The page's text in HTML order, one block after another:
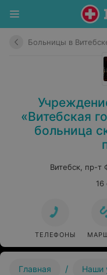
Больницы в
«Витебская
больница
Витебск, пр-т
16
ТЕЛЕФОНЫ
Главная / Наши